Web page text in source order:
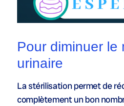
Pour diminuer le
urinaire
La stérilisation permet de
complètement un bon